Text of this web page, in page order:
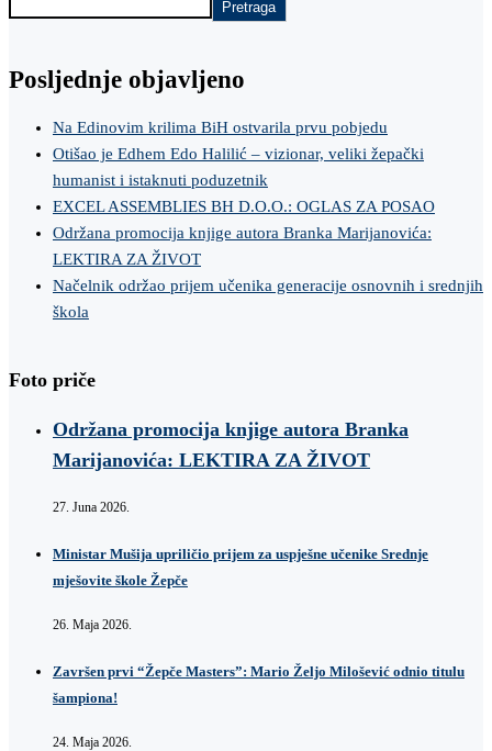
Pretraga
Posljednje objavljeno
Na Edinovim krilima BiH ostvarila prvu pobjedu
Otišao je Edhem Edo Halilić – vizionar, veliki žepački
humanist i istaknuti poduzetnik
EXCEL ASSEMBLIES BH D.O.O.: OGLAS ZA POSAO
Održana promocija knjige autora Branka Marijanovića:
LEKTIRA ZA ŽIVOT
Načelnik održao prijem učenika generacije osnovnih i srednjih
škola
Foto priče
Održana promocija knjige autora Branka
Marijanovića: LEKTIRA ZA ŽIVOT
27. Juna 2026.
Ministar Mušija upriličio prijem za uspješne učenike Srednje
mješovite škole Žepče
26. Maja 2026.
Završen prvi “Žepče Masters”: Mario Željo Milošević odnio titulu
šampiona!
24. Maja 2026.